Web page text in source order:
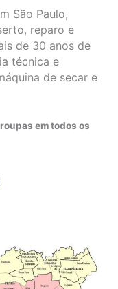
São Paulo,
reparo e
de 30 anos de
técnica e
de secar e
em todos os